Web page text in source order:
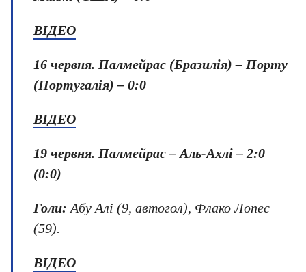
ВІДЕО
16 червня. Палмейрас (Бразилія) – Порту
(Португалія) – 0:0
ВІДЕО
19 червня. Палмейрас – Аль-Ахлі – 2:0
(0:0)
Голи: Абу Алі (9, автогол), Флако Лопес
(59).
ВІДЕО